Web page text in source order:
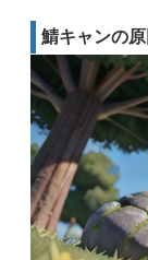
鯖キャンの原